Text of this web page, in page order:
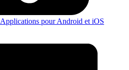
Applications pour Android et iOS